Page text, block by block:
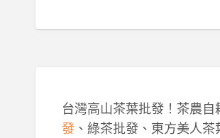
台灣高山茶葉批發！茶農自
發、綠茶批發、東方美人茶